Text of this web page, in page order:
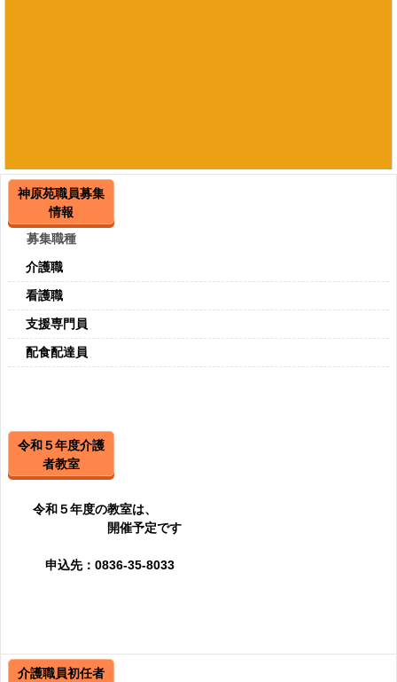
神原苑職員募集
情報
募集職種
介護職
看護職
支援専門員
配食配達員
令和５年度介護
者教室
令和５年度の教室は、
開催予定です
申込先：0836-35-8033
介護職員初任者